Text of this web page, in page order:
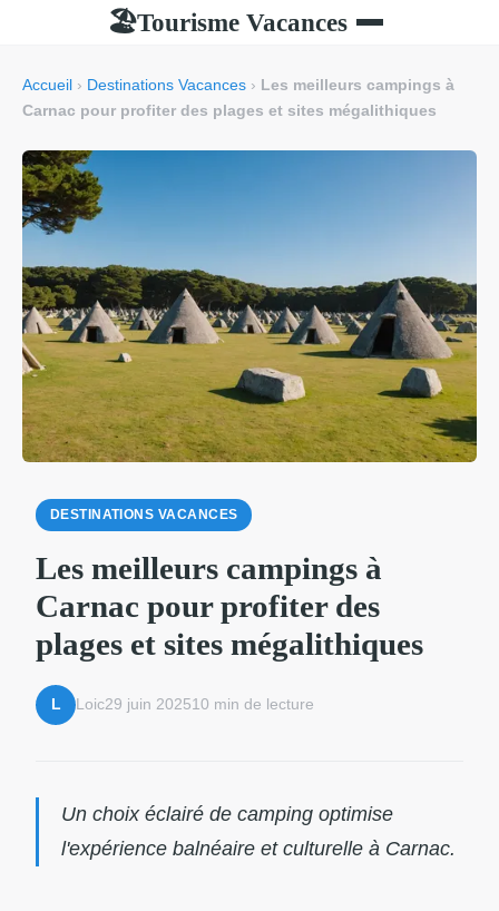
🏖Tourisme Vacances
Accueil › Destinations Vacances › Les meilleurs campings à
Carnac pour profiter des plages et sites mégalithiques
DESTINATIONS VACANCES
Les meilleurs campings à
Carnac pour profiter des
plages et sites mégalithiques
L Loic29 juin 202510 min de lecture
Un choix éclairé de camping optimise
l'expérience balnéaire et culturelle à Carnac.